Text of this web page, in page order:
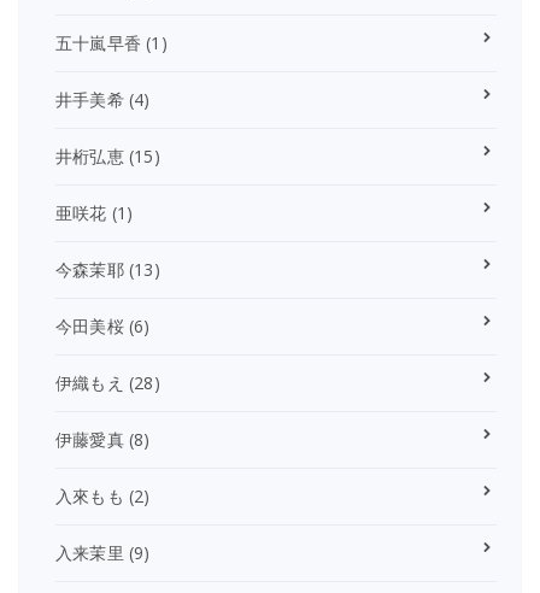
五十嵐早香 (1)
井手美希(4)
井桁弘恵(15)
亜咲花 (1)
今森茉耶(13)
今田美桜(6)
伊織もえ (28)
伊藤愛真(8)
入來もも (2)
入来茉里 (9)